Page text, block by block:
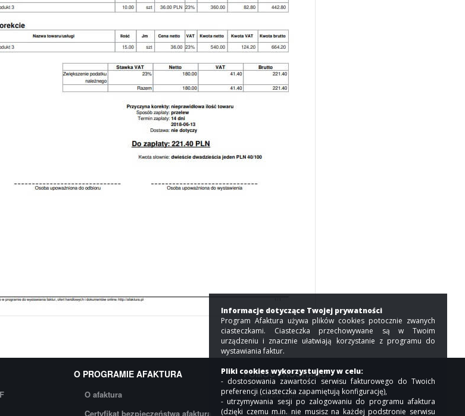
O PROGRAMIE AFAKTURA
O afaktura
Certyfikat bezpieczeństwa afaktura
POMOC PROGRAMU
Pomoc online
Współpraca
Informacje dotyczące Twojej prywatności
Program Afaktura używa plików cookies potocznie zwanych
ciasteczkami. Ciasteczka przechowywane są w Twoim
urządzeniu i znacznie ułatwiają korzystanie z programu do
wystawiania faktur.
Pliki cookies wykorzystujemy w celu:
- dostosowania zawartości serwisu fakturowego do Twoich
preferencji (ciasteczka zapamiętują konfigurację),
- utrzymywania sesji po zalogowaniu do programu afaktura
(dzięki czemu m.in. nie musisz na każdej podstronie serwisu